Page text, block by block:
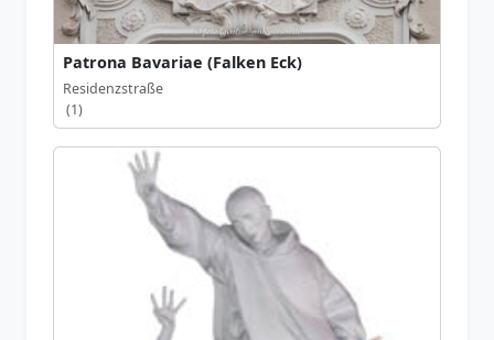
Patrona Bavariae (Falken Eck)
Residenzstraße
(1)